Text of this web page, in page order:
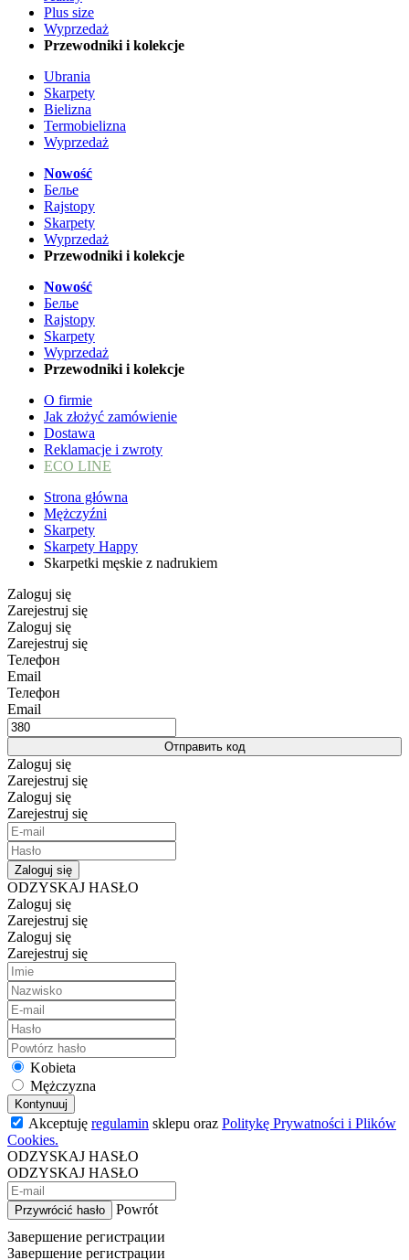
Plus size
Wyprzedaż
Przewodniki i kolekcje
Ubrania
Skarpety
Bielizna
Termobielizna
Wyprzedaż
Nowość
Белье
Rajstopy
Skarpety
Wyprzedaż
Przewodniki i kolekcje
Nowość
Белье
Rajstopy
Skarpety
Wyprzedaż
Przewodniki i kolekcje
O firmie
Jak złożyć zamówienie
Dostawa
Reklamacje i zwroty
ECO LINE
Strona główna
Mężczyźni
Skarpety
Skarpety Happy
Skarpetki męskie z nadrukiem
Zaloguj się
Zarejestruj się
Zaloguj się
Zarejestruj się
Телефон
Email
Телефон
Email
Отправить код
Zaloguj się
Zarejestruj się
Zaloguj się
Zarejestruj się
Zaloguj się
ODZYSKAJ HASŁO
Zaloguj się
Zarejestruj się
Zaloguj się
Zarejestruj się
Kobieta
Mężczyzna
Kontynuuj
Akceptuję regulamin sklepu oraz Politykę Prywatności i Plików
Cookies.
ODZYSKAJ HASŁO
ODZYSKAJ HASŁO
Przywrócić hasło
Powrót
Завершение регистрации
Завершение регистрации